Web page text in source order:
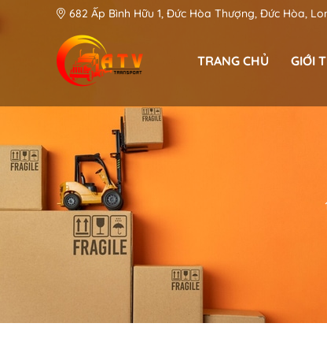
682 Ấp Bình Hữu 1, Đức Hòa Thượng, Đức Hòa,
TRANG CHỦ GIỚI